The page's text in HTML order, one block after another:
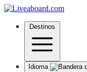
Destinos
Idioma